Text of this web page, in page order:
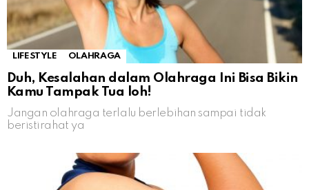
LIFESTYLE OLAHRAGA
Duh, Kesalahan dalam Olahraga Ini Bisa Bikin
Kamu Tampak Tua loh!
Jangan olahraga terlalu berlebihan sampai tidak
beristirahat ya